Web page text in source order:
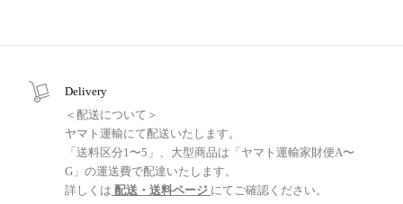
Delivery
＜配送について＞
ヤマト運輸にて配送いたします。
「送料区分1〜5」、大型商品は「ヤマト運輸家財便A〜
G」の運送費で配達いたします。
詳しくは 配送・送料ページ にてご確認ください。